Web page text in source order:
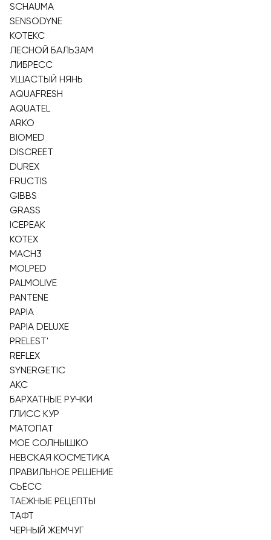
SCHAUMA
SENSODYNE
КОТЕКС
ЛЕСНОЙ БАЛЬЗАМ
ЛИБРЕСС
УШАСТЫЙ НЯНЬ
AQUAFRESH
AQUATEL
ARKO
BIOMED
DISCREET
DUREX
FRUCTIS
GIBBS
GRASS
ICEPEAK
KOTEX
MACH3
MOLPED
PALMOLIVE
PANTENE
PAPIA
PAPIA DELUXE
PRELEST'
REFLEX
SYNERGETIC
АКС
БАРХАТНЫЕ РУЧКИ
ГЛИСС КУР
МАТОПАТ
МОЕ СОЛНЫШКО
НЕВСКАЯ КОСМЕТИКА
ПРАВИЛЬНОЕ РЕШЕНИЕ
СЬЁСС
ТАЕЖНЫЕ РЕЦЕПТЫ
ТАФТ
ЧЕРНЫЙ ЖЕМЧУГ